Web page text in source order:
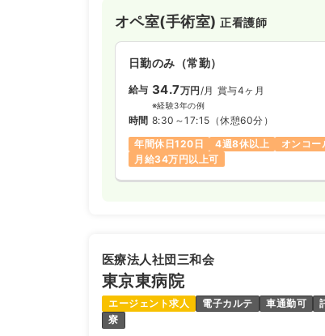
オペ室(手術室)正看護師
日勤のみ（常勤）
給与 34.7万円/月 賞与4ヶ月
※経験3年の例
時間 8:30～17:15 （休憩60分）
年間休日120日
4週8休以上 オンコー
月給34万円以上可
医療法人社団三和会
東京東病院
エージェント求人 電子カルテ 車通勤可
寮